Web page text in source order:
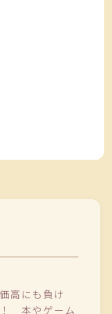
高にも負け
本やゲーム